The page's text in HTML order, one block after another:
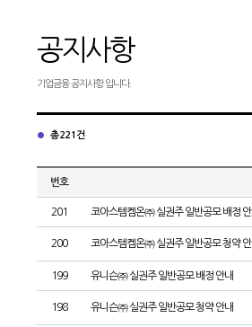
공지사항
기업금융 공지사항 입니다.
총 221건
번호
201 코아스템켐온㈜ 실권주 일반공모 배정 안
200 코아스템켐온㈜ 실권주 일반공모 청약 안
199 유니슨㈜ 실권주 일반공모 배정 안내
198 유니슨㈜ 실권주 일반공모 청약 안내